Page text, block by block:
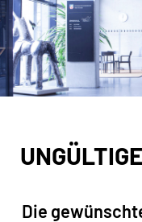
Inhalt
Die